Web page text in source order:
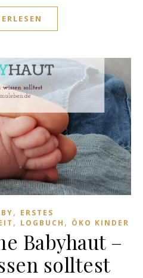
, ERSTES
, LOGBUCH , ÖKO KINDER
Babyhaut –
solltest